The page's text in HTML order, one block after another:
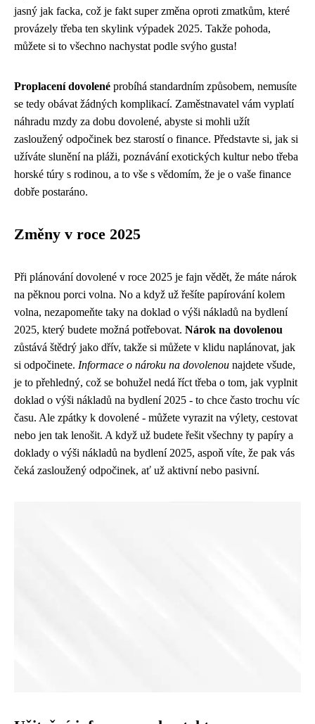
jasný jak facka, což je fakt super změna oproti zmatkům, které
provázely třeba ten skylink výpadek 2025. Takže pohoda,
můžete si to všechno nachystat podle svýho gusta!
Proplacení dovolené probíhá standardním způsobem, nemusíte
se tedy obávat žádných komplikací. Zaměstnavatel vám vyplatí
náhradu mzdy za dobu dovolené, abyste si mohli užít
zasloužený odpočinek bez starostí o finance. Představte si, jak si
užíváte slunění na pláži, poznávání exotických kultur nebo třeba
horské túry s rodinou, a to vše s vědomím, že je o vaše finance
dobře postaráno.
Změny v roce 2025
Při plánování dovolené v roce 2025 je fajn vědět, že máte nárok
na pěknou porci volna. No a když už řešíte papírování kolem
volna, nezapomeňte taky na doklad o výši nákladů na bydlení
2025, který budete možná potřebovat. Nárok na dovolenou
zůstává štědrý jako dřív, takže si můžete v klidu naplánovat, jak
si odpočinete. Informace o nároku na dovolenou najdete všude,
je to přehledný, což se bohužel nedá říct třeba o tom, jak vyplnit
doklad o výši nákladů na bydlení 2025 - to chce často trochu víc
času. Ale zpátky k dovolené - můžete vyrazit na výlety, cestovat
nebo jen tak lenošit. A když už budete řešit všechny ty papíry a
doklady o výši nákladů na bydlení 2025, aspoň víte, že pak vás
čeká zasloužený odpočinek, ať už aktivní nebo pasivní.